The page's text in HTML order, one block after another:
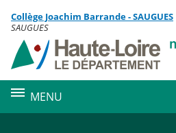
Menu de la rubrique
Contenu
Collège Joachim Barrande - SAUGUES
SAUGUES
MENU